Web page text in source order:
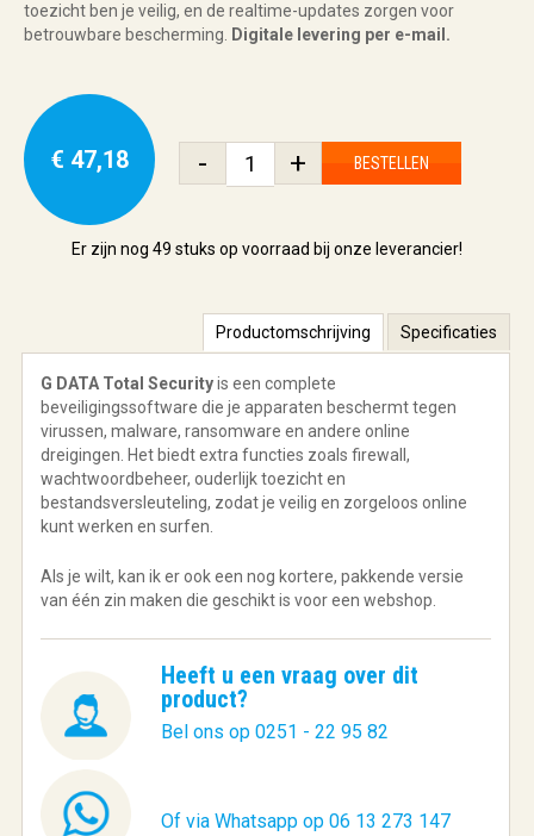
toezicht ben je veilig, en de realtime-updates zorgen voor
betrouwbare bescherming.
Digitale levering per e-mail.
€ 47,18 - + BESTELLEN
Er zijn nog 49 stuks op voorraad bij onze leverancier!
Productomschrijving Specificaties
G DATA Total Securityis een complete
beveiligingssoftware die je apparaten beschermt tegen
virussen, malware, ransomware en andere online
dreigingen. Het biedt extra functies zoals firewall,
wachtwoordbeheer, ouderlijk toezicht en
bestandsversleuteling, zodat je veilig en zorgeloos online
kunt werken en surfen.
Als je wilt, kan ik er ook een nog kortere, pakkende versie
van één zin maken die geschikt is voor een webshop.
Heeft u een vraag over dit
product?
Bel ons op 0251 - 22 95 82
Of via Whatsapp op 06 13 273 147